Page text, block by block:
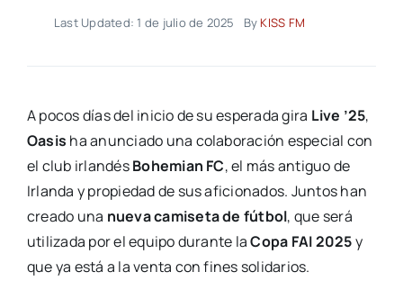
Last Updated: 1 de julio de 2025 By KISS FM
A pocos días del inicio de su esperada gira Live ’25,
Oasis ha anunciado una colaboración especial con
el club irlandésBohemian FC, el más antiguo de
Irlanda y propiedad de sus aficionados. Juntos han
creado una nueva camiseta de fútbol, que será
utilizada por el equipo durante laCopa FAI 2025y
que ya está a la venta con fines solidarios.